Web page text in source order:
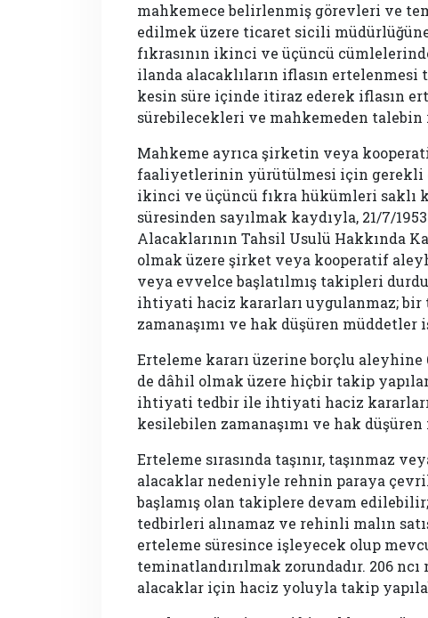
mahkemece belirlenmiş görevleri ve
edilmek üzere ticaret sicili
fıkrasının ikinci ve üçüncü
ilanda alacaklıların iflasın
kesin süre içinde itiraz ederek iflasın
sürebilecekleri ve mahkemeden
Mahkeme ayrıca şirketin veya
faaliyetlerinin yürütülmesi için gerekli
ikinci ve üçüncü fıkra hükümleri saklı
süresinden sayılmak kaydıyla, 21/7/
Alacaklarının Tahsil Usulü Hakkında
olmak üzere şirket veya kooperatif
veya evvelce başlatılmış takipleri
ihtiyati haciz kararları uygulanmaz;
zamanaşımı ve hak düşüren müddetler
Erteleme kararı üzerine borçlu aleyhine
de dâhil olmak üzere hiçbir takip
ihtiyati tedbir ile ihtiyati haciz
kesilebilen zamanaşımı ve hak
Erteleme sırasında taşınır, taşınmaz
alacaklar nedeniyle rehnin paraya
başlamış olan takiplere devam
tedbirleri alınamaz ve rehinli malın
erteleme süresince işleyecek olup
teminatlandırılmak zorundadır. 206
alacaklar için haciz yoluyla takip